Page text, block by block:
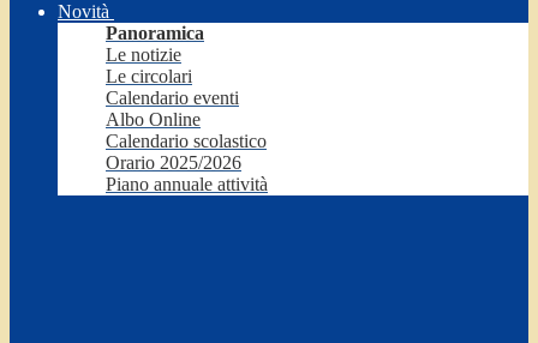
Novità
Panoramica
Le notizie
Le circolari
Calendario eventi
Albo Online
Calendario scolastico
Orario 2025/2026
Piano annuale attività